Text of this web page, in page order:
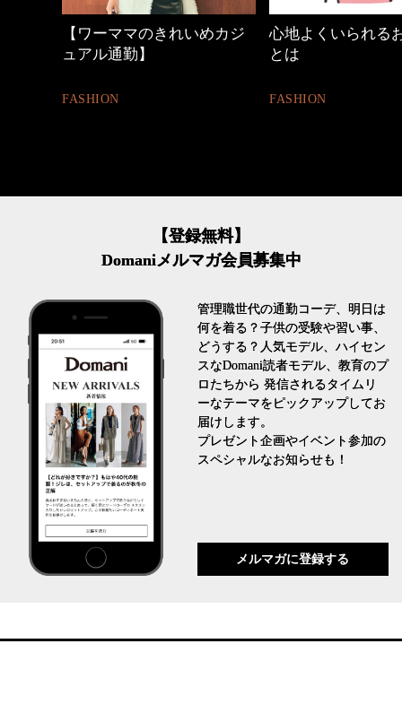
心地よくいられるおしゃれ
とは
FASHION
40代の小顔メイク
【登録無料】
Domaniメルマガ会員募集中
管理職世代の通勤コーデ、明日は
何を着る？子供の受験や習い事、
どうする？人気モデル、ハイセン
スなDomani読者モデル、教育のプ
ロたちから 発信されるタイムリ
ーなテーマをピックアップしてお
届けします。
プレゼント企画やイベント参加の
スペシャルなお知らせも！
メルマガに登録する